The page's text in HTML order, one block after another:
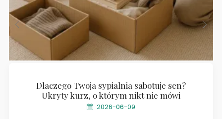
Dlaczego Twoja sypialnia sabotuje sen?
Ukryty kurz, o którym nikt nie mówi
2026-06-09